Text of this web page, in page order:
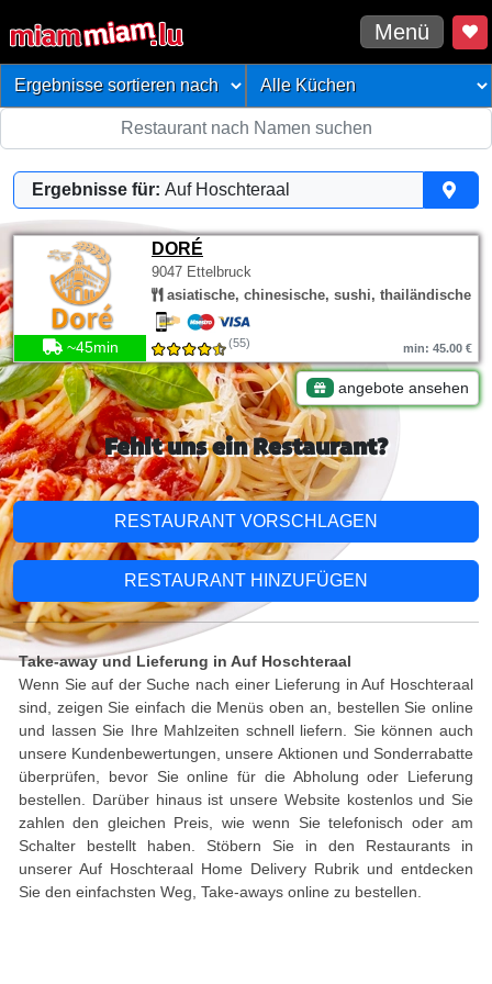
Menü
Ergebnisse für: Auf Hoschteraal
DORÉ
9047 Ettelbruck
asiatische, chinesische, sushi, thailändische
~45min (55) min: 45.00 €
angebote ansehen
Fehlt uns ein Restaurant?
RESTAURANT VORSCHLAGEN
RESTAURANT HINZUFÜGEN
Take-away und Lieferung in Auf Hoschteraal
Wenn Sie auf der Suche nach einer Lieferung in Auf Hoschteraal
sind, zeigen Sie einfach die Menüs oben an, bestellen Sie online
und lassen Sie Ihre Mahlzeiten schnell liefern. Sie können auch
unsere Kundenbewertungen, unsere Aktionen und Sonderrabatte
überprüfen, bevor Sie online für die Abholung oder Lieferung
bestellen. Darüber hinaus ist unsere Website kostenlos und Sie
zahlen den gleichen Preis, wie wenn Sie telefonisch oder am
Schalter bestellt haben. Stöbern Sie in den Restaurants in
unserer Auf Hoschteraal Home Delivery Rubrik und entdecken
Sie den einfachsten Weg, Take-aways online zu bestellen.